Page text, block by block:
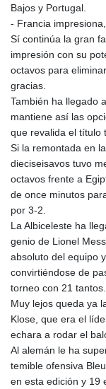
Bajos y Portugal.
- Francia
Sí continúa la gran
impresión con su
octavos para
gracias.
También ha llegado
mantiene así las
que revalida el título
Si la remontada en
dieciseisavos tuvo
octavos frente a
de once minutos
por 3-2.
La Albiceleste ha
genio de Lionel
absoluto del equipo
convirtiéndose de
torneo con 21 tantos.
Muy lejos queda ya
Klose, que era el
echara a rodar el
Al alemán le ha
temible ofensiva
en esta edición y 19